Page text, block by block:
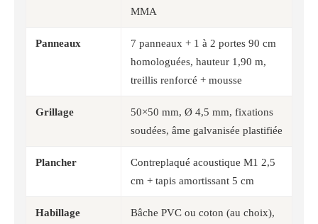
MMA
Panneaux
7 panneaux + 1 à 2 portes 90 cm
homologuées, hauteur 1,90 m,
treillis renforcé + mousse
Grillage
50×50 mm, Ø 4,5 mm, fixations
soudées, âme galvanisée plastifiée
Plancher
Contreplaqué acoustique M1 2,5
cm + tapis amortissant 5 cm
Habillage Bâche PVC ou coton (au choix),